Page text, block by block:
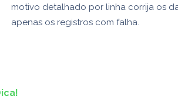
motivo detalhado por linha corrija os
apenas os registros com falha.